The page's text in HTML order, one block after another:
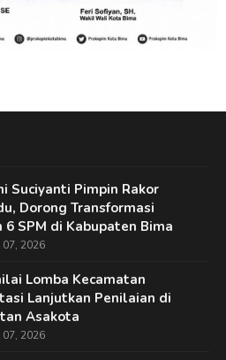
Suciyanti Pimpin Rakor
Dorong Transformasi
6 SPM di Kabupaten Bima
2026
Lomba Kecamatan
Lanjutkan Penilaian di
Asakota
2026